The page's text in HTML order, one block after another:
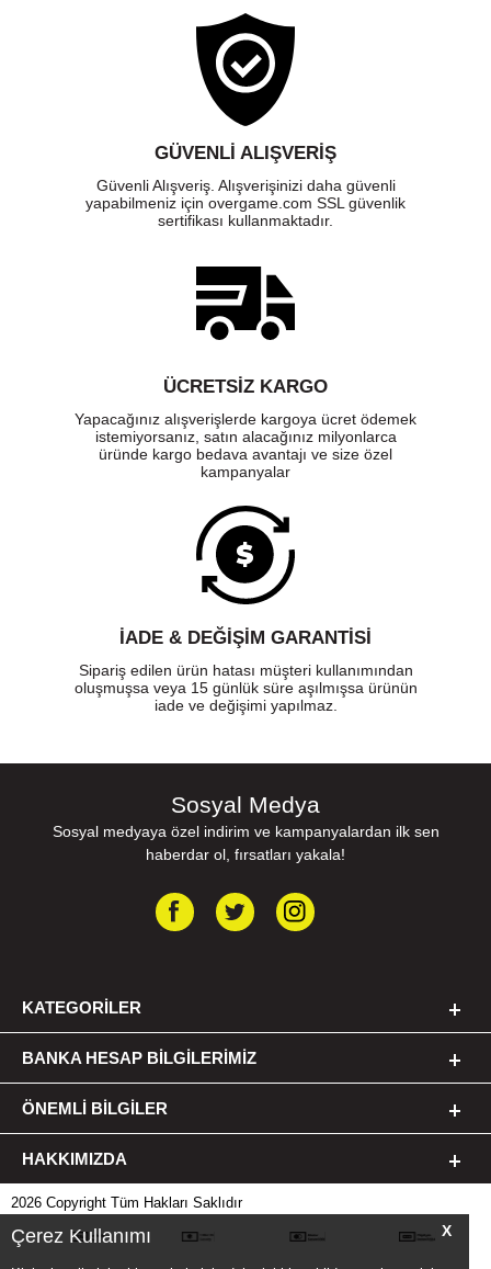
X
Çerez Kullanımı
GÜVENLI ALIŞVERIŞ
Güvenli Alışveriş. Alışverişinizi daha güvenli
yapabilmeniz için overgame.com SSL güvenlik
sertifikası kullanmaktadır.
ÜCRETSIZ KARGO
Yapacağınız alışverişlerde kargoya ücret ödemek
istemiyorsanız, satın alacağınız milyonlarca
üründe kargo bedava avantajı ve size özel
kampanyalar
İADE & DEĞİŞİM GARANTİSİ
Sipariş edilen ürün hatası müşteri kullanımından
oluşmuşsa veya 15 günlük süre aşılmışsa ürünün
iade ve değişimi yapılmaz.
Sosyal Medya
Sosyal medyaya özel indirim ve kampanyalardan ilk sen
haberdar ol, fırsatları yakala!
KATEGORILER
BANKA HESAP BILGILERIMIZ
ÖNEMLI BILGILER
HAKKIMIZDA
2026 Copyright Tüm Hakları Saklıdır